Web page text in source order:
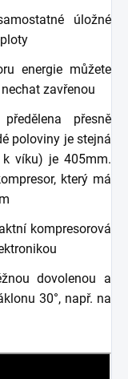
úložné
energie můžete
zavřenou
přesně
poloviny je stejná
víku) je 405mm.
který má
kompresorová
dovolenou a
30°, např. na